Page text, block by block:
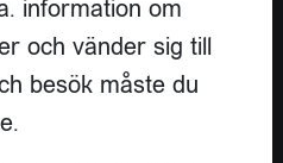
information om
och vänder sig till
besök måste du